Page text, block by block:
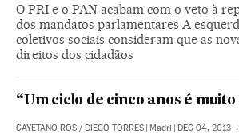
O PRI e o PAN acabam com o veto à
dos mandatos parlamentares A
coletivos sociais consideram que as
direitos dos cidadãos
“Um ciclo de cinco anos é
CAYETANO ROS / DIEGO TORRES | Madri | DEC 04, 2013